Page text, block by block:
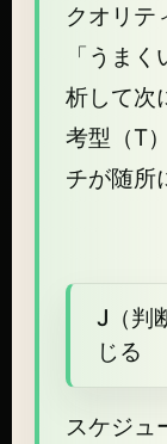
クオリテ
「うま
析して次
考型（T
チが随所
J（判
じる
スケジュ